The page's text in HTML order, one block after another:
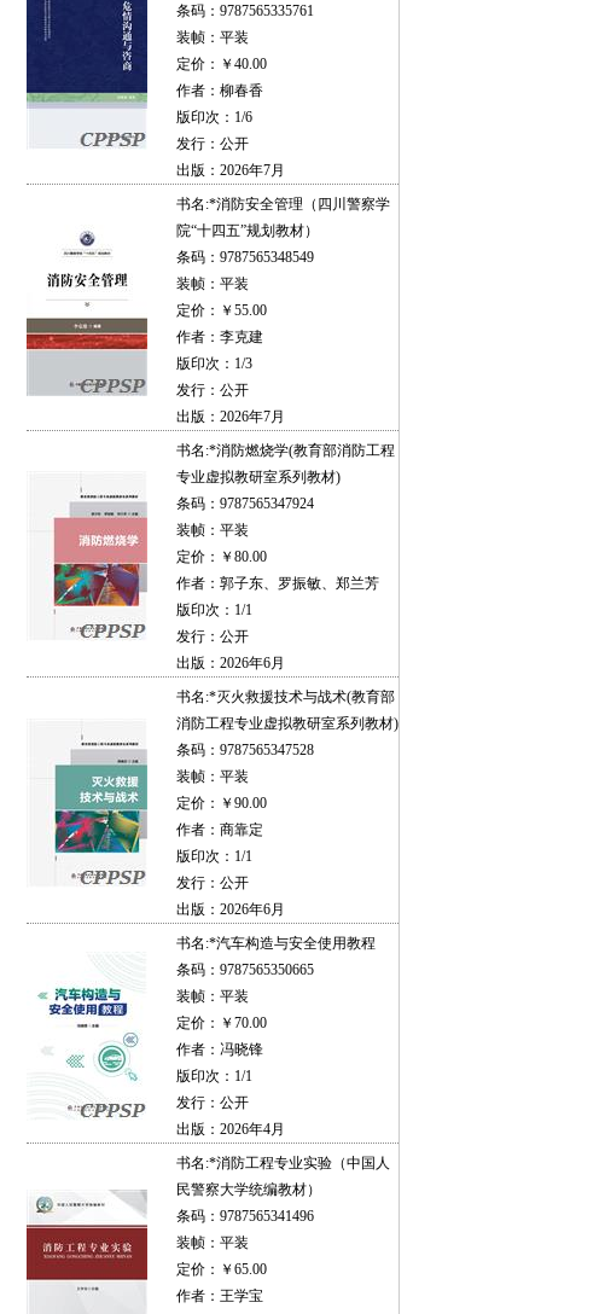
条码：9787565335761
装帧：平装
定价：￥40.00
作者：柳春香
版印次：1/6
发行：公开
出版：2026年7月
书名:*消防安全管理（四川警察学
院“十四五”规划教材）
条码：9787565348549
装帧：平装
定价：￥55.00
作者：李克建
版印次：1/3
发行：公开
出版：2026年7月
书名:*消防燃烧学(教育部消防工程
专业虚拟教研室系列教材)
条码：9787565347924
装帧：平装
定价：￥80.00
作者：郭子东、罗振敏、郑兰芳
版印次：1/1
发行：公开
出版：2026年6月
书名:*灭火救援技术与战术(教育部
消防工程专业虚拟教研室系列教材)
条码：9787565347528
装帧：平装
定价：￥90.00
作者：商靠定
版印次：1/1
发行：公开
出版：2026年6月
书名:*汽车构造与安全使用教程
条码：9787565350665
装帧：平装
定价：￥70.00
作者：冯晓锋
版印次：1/1
发行：公开
出版：2026年4月
书名:*消防工程专业实验（中国人
民警察大学统编教材）
条码：9787565341496
装帧：平装
定价：￥65.00
作者：王学宝